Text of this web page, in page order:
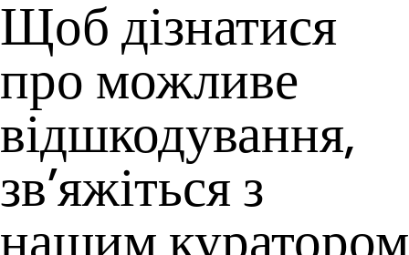
Щоб дізнатися
про можливе
відшкодування,
зв’яжіться з
нашим куратором